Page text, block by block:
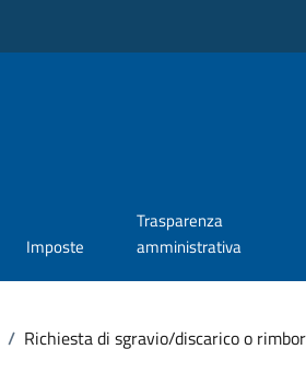
Imposte
Trasparenza
amministrativa
/ Richiesta di sgravio/discarico o